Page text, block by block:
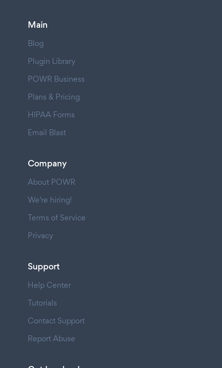
Main
Blog
Plugin Library
POWR Business
Plans & Pricing
HIPAA Forms
Email Blast
Company
About POWR
We're hiring!
Terms of Service
Privacy
Support
Help Center
Tutorials
Contact Support
Report Abuse